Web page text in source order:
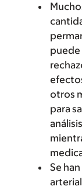
puede
otros
para
Se